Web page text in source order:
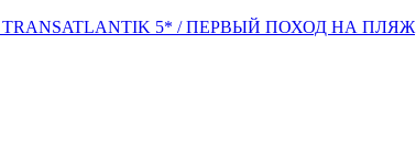
5* / ПЕРВЫЙ ПОХОД НА ПЛЯЖ